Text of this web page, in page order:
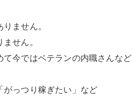
ません。
せん。
今ではベテランの内職さんなど
がっつり稼ぎたい」など